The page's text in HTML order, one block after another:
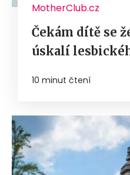
MotherClub.cz
Čekám dítě se
úskalí
10 minut čtení